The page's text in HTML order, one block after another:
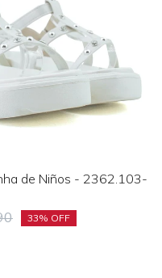
de Niños - 2362.103-
33